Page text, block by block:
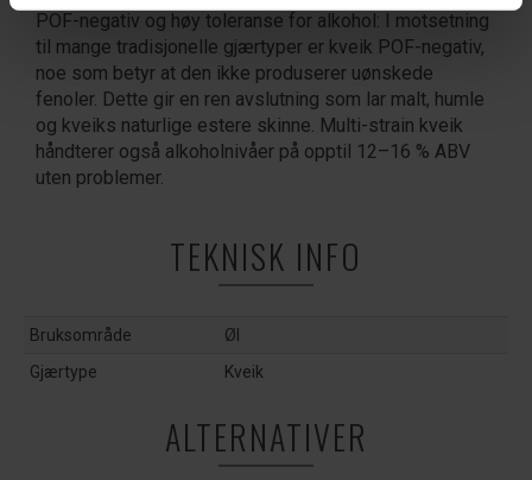
POF-negativ og høy toleranse for alkohol: I motsetning
til mange tradisjonelle gjærtyper er kveik POF-negativ,
noe som betyr at den ikke produserer uønskede
fenoler. Dette gir en ren avslutning som lar malt, humle
og kveiks naturlige estere skinne. Multi-strain kveik
håndterer også alkoholnivåer på opptil 12–16 % ABV
uten problemer.
TEKNISK INFO
Bruksområde
Øl
Gjærtype
Kveik
ALTERNATIVER